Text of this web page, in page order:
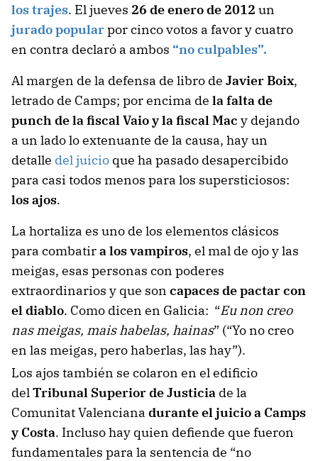
los trajes. El jueves 26 de enero de 2012 un
jurado popularpor cinco votos a favor y cuatro
en contra declaró a ambos “no culpables”.
Al margen de la defensa de libro de Javier Boix,
letrado de Camps; por encima de la falta de
punch de la fiscal Vaio y la fiscal Mac y dejando
a un lado lo extenuante de la causa, hay un
detalle del juicio que ha pasado desapercibido
para casi todos menos para los supersticiosos:
los ajos.
La hortaliza es uno de los elementos clásicos
para combatira los vampiros, el mal de ojo y las
meigas, esas personas con poderes
extraordinarios y que son capaces de pactar con
el diablo. Como dicen en Galicia: “Eu non creo
nas meigas, mais habelas, hainas” (“Yo no creo
en las meigas, pero haberlas, las hay”).
Los ajos también se colaron en el edificio
delTribunal Superior de Justicia de la
Comunitat Valenciana durante el juicio a Camps
y Costa. Incluso hay quien defiende que fueron
fundamentales para la sentencia de “no